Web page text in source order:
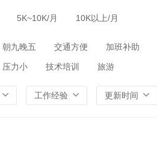
5K~10K/月 10K以上/月
朝九晚五 交通方便 加班补助
压力小 技术培训 旅游
工作经验 更新时间